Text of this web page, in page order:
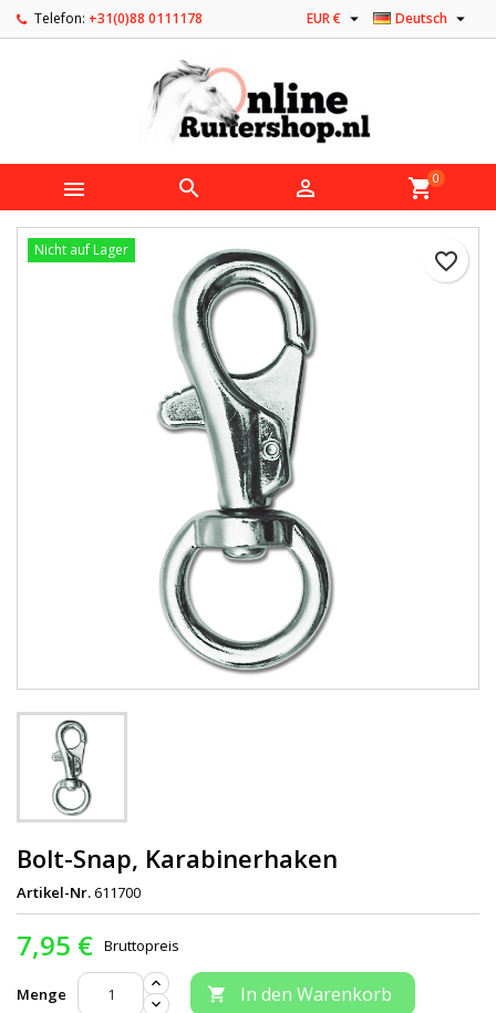
Telefon: +31(0)88 0111178 Deutsch 
EUR € 
   shopping_cart0
favorite_border
Nicht auf Lager
Bolt-Snap, Karabinerhaken
Artikel-Nr.611700
7,95 € Bruttopreis
Menge  In den Warenkorb